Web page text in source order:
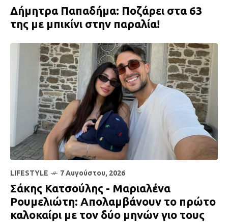
Δήμητρα Παπαδήμα: Ποζάρει στα 63
της με μπικίνι στην παραλία!
LIFESTYLE 7 Αυγούστου, 2026
Σάκης Κατσούλης - Μαριαλένα
Ρουμελιώτη: Απολαμβάνουν το πρώτο
καλοκαίρι με τον δύο μηνών γιο τους